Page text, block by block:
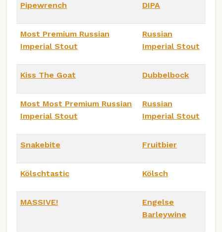
Pipewrench DIPA
Most Premium Russian
Imperial Stout
Russian
Imperial Stout
Kiss The Goat Dubbelbock
Most Most Premium Russian
Imperial Stout
Russian
Imperial Stout
Snakebite Fruitbier
Kölschtastic Kölsch
MASSIVE!
Engelse
Barleywine